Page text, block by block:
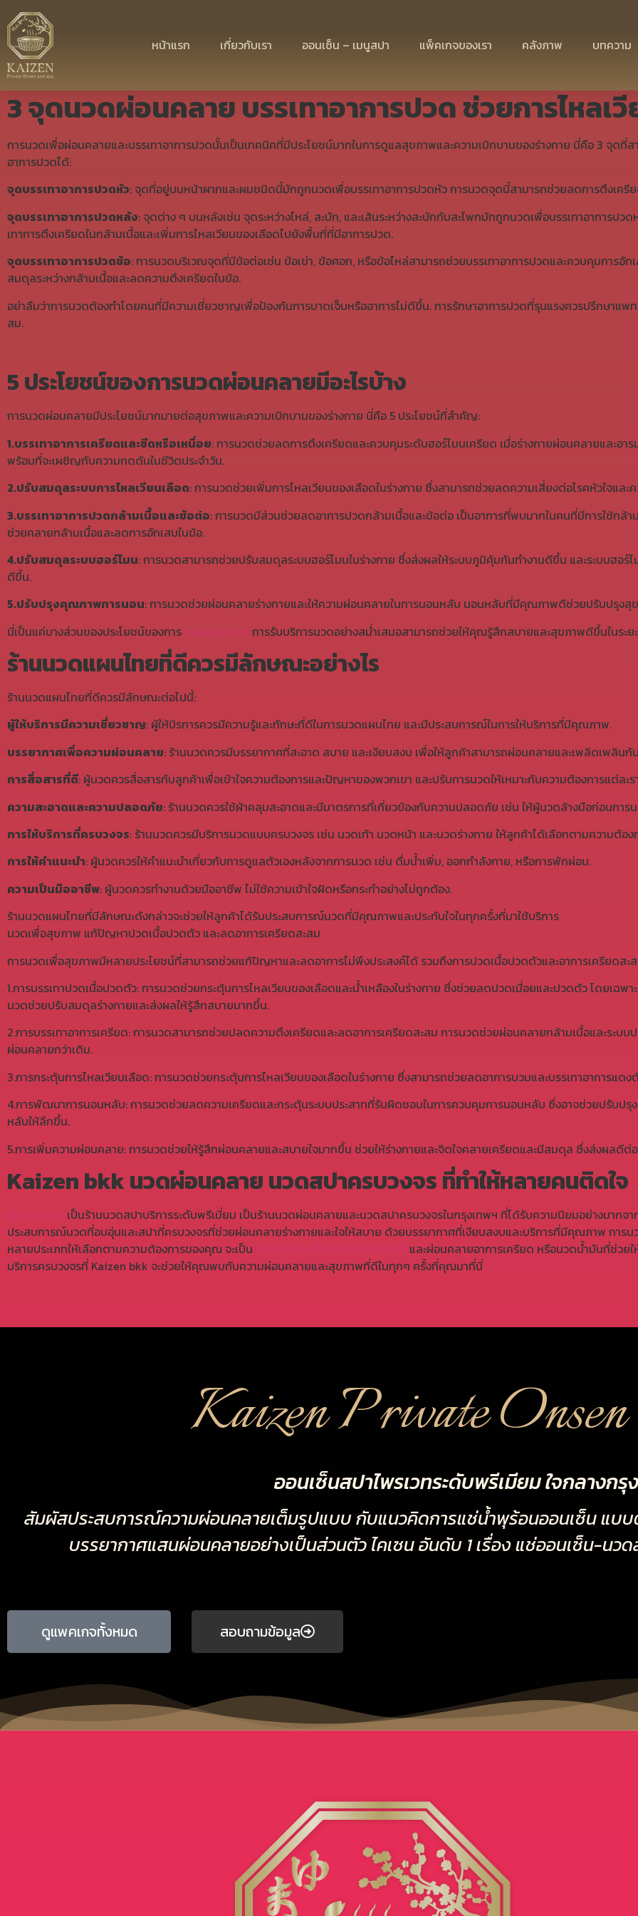
หน้าแรก เกี่ยวกับเรา ออนเซ็น – เมนูสปา แพ็คเกจของเรา คลังภาพ บทความ
3 จุดนวดผ่อนคลาย บรรเทาอาการปวด ช่วยกา
3 จุดนวดผ่อนคลายบรรเทาอาการปวด ช่วยการไหลเ
การนวดเพื่อผ่อนคลายและบรรเทาอาการปวดนั้นเป็นเทคนิคที่มีประโยชน์มากในการดูแลสุขภาพและความเบิกบานของร่างกาย นี่คือ 3 จุดที่
อาการปวดได้:
จุดบรรเทาอาการปวดหัว: จุดที่อยู่บนหน้าผากและผมชนิดนี้มักถูกนวดเพื่อบรรเทาอาการปวดหัว การนวดจุดนี้สามารถช่วยลดการตึงเครี
จุดบรรเทาอาการปวดหลัง: จุดต่าง ๆ บนหลังเช่น จุดระหว่างไหล่, สะบัก, และเส้นระหว่างสะบักกับสะโพกมักถูกนวดเพื่อบรรเทาอาการป
เทาการตึงเครียดในกล้ามเนื้อและเพิ่มการไหลเวียนของเลือดไปยังพื้นที่ที่มีอาการปวด.
จุดบรรเทาอาการปวดข้อ: การนวดบริเวณจุดที่มีข้อต่อเช่น ข้อเข่า, ข้อศอก, หรือข้อไหล่สามารถช่วยบรรเทาอาการปวดและควบคุมการอั
สมดุลระหว่างกล้ามเนื้อและลดความตึงเครียดในข้อ.
อย่าลืมว่าการนวดต้องทำโดยคนที่มีความเชี่ยวชาญเพื่อป้องกันการบาดเจ็บหรืออาการไม่ดีขึ้น. การรักษาอาการปวดที่รุนแรงควรปรึกษาแพ
สม.
5 ประโยชน์ของการนวดผ่อนคลายมีอะไรบ้าง
การนวดผ่อนคลายมีประโยชน์มากมายต่อสุขภาพและความเบิกบานของร่างกาย นี่คือ 5 ประโยชน์ที่สำคัญ:
1.บรรเทาอาการเครียดและซีดหรือเหนื่อย: การนวดช่วยลดการตึงเครียดและควบคุมระดับฮอร์โมนเครียด เมื่อร่างกายผ่อนคลายและ
พร้อมที่จะเผชิญกับความกดดันในชีวิตประจำวัน.
2.ปรับสมดุลระบบการไหลเวียนเลือด: การนวดช่วยเพิ่มการไหลเวียนของเลือดในร่างกาย ซึ่งสามารถช่วยลดความเสี่ยงต่อโรคหัวใจและ
3.บรรเทาอาการปวดกล้ามเนื้อและข้อต่อ: การนวดมีส่วนช่วยลดอาการปวดกล้ามเนื้อและข้อต่อ เป็นอาการที่พบมากในคนที่มีการใช้กล้า
ช่วยคลายกล้ามเนื้อและลดการอักเสบในข้อ.
4.ปรับสมดุลระบบฮอร์โมน: การนวดสามารถช่วยปรับสมดุลระบบฮอร์โมนในร่างกาย ซึ่งส่งผลให้ระบบภูมิคุ้มกันทำงานดีขึ้น และระบบฮอ
ดีขึ้น.
5.ปรับปรุงคุณภาพการนอน: การนวดช่วยผ่อนคลายร่างกายและให้ความผ่อนคลายในการนอนหลับ นอนหลับที่มีคุณภาพดีช่วยปรับปรุงสุ
นี่เป็นแค่บางส่วนของประโยชน์ของการนวดผ่อนคลาย การรับบริการนวดอย่างสม่ำเสมอสามารถช่วยให้คุณรู้สึกสบายและสุขภาพดีขึ้นในระย
ร้านนวดแผนไทยที่ดีควรมีลักษณะอย่างไร
ร้านนวดแผนไทยที่ดีควรมีลักษณะต่อไปนี้:
ผู้ให้บริการมีความเชี่ยวชาญ: ผู้ให้บิรการควรมีความรู้และทักษะที่ดีในการนวดแผนไทย และมีประสบการณ์ในการให้บริการที่มีคุณภาพ.
บรรยากาศเพื่อความผ่อนคลาย: ร้านนวดควรมีบรรยากาศที่สะอาด สบาย และเงียบสงบ เพื่อให้ลูกค้าสามารถผ่อนคลายและเพลิดเพลินกั
การสื่อสารที่ดี: ผู้นวดควรสื่อสารกับลูกค้าเพื่อเข้าใจความต้องการและปัญหาของพวกเขา และปรับการนวดให้เหมาะกับความต้องการแต่ละร
ความสะอาดและความปลอดภัย: ร้านนวดควรใช้ผ้าคลุมสะอาดและมีมาตรการที่เกี่ยวข้องกับความปลอดภัย เช่น ให้ผู้นวดล้างมือก่อนการ
การให้บริการที่ครบวงจร: ร้านนวดควรมีบริการนวดแบบครบวงจร เช่น นวดเท้า นวดหน้า และนวดร่างกาย ให้ลูกค้าได้เลือกตามความต้อง
การให้คำแนะนำ: ผู้นวดควรให้คำแนะนำเกี่ยวกับการดูแลตัวเองหลังจากการนวด เช่น ดื่มน้ำเพิ่ม, ออกกำลังกาย, หรือการพักผ่อน.
ความเป็นมืออาชีพ: ผู้นวดควรทำงานด้วยมืออาชีพ ไม่ใช้ความเข้าใจผิดหรือกระทำอย่างไม่ถูกต้อง.
ร้านนวดแผนไทยที่มีลักษณะดังกล่าวจะช่วยให้ลูกค้าได้รับประสบการณ์นวดที่มีคุณภาพและประทับใจในทุกครั้งที่มาใช้บริการ
นวดเพื่อสุขภาพ แก้ปัญหาปวดเนื้อปวดตัว และลดอาการเครียดสะสม
การนวดเพื่อสุขภาพมีหลายประโยชน์ที่สามารถช่วยแก้ปัญหาและลดอาการไม่พึงประสงค์ได้ รวมถึงการปวดเนื้อปวดตัวและอาการเครียดสะ
1.การบรรเทาปวดเนื้อปวดตัว: การนวดช่วยกระตุ้นการไหลเวียนของเลือดและน้ำเหลืองในร่างกาย ซึ่งช่วยลดปวดเมื่อยและปวดตัว โดยเฉพ
นวดช่วยปรับสมดุลร่างกายและส่งผลให้รู้สึกสบายมากขึ้น.
2.การบรรเทาอาการเครียด: การนวดสามารถช่วยปลดความตึงเครียดและลดอาการเครียดสะสม การนวดช่วยผ่อนคลายกล้ามเนื้อและระบบ
ผ่อนคลายกว่าเดิม.
3.การกระตุ้นการไหลเวียนเลือด: การนวดช่วยกระตุ้นการไหลเวียนของเลือดในร่างกาย ซึ่งสามารถช่วยลดอาการบวมและบรรเทาอาการแด
4.การพัฒนาการนอนหลับ: การนวดช่วยลดความเครียดและกระตุ้นระบบประสาทที่รับผิดชอบในการควบคุมการนอนหลับ ซึ่งอาจช่วยปรับป
หลับให้ลึกขึ้น.
5.การเพิ่มความผ่อนคลาย: การนวดช่วยให้รู้สึกผ่อนคลายและสบายใจมากขึ้น ช่วยให้ร่างกายและจิตใจคลายเครียดและมีสมดุล ซึ่งส่งผลดีต่
Kaizen bkkนวดผ่อนคลาย นวดสปาครบวงจร ที่ทำให้หลายคนติดใจ
เป็นร้านนวดสปาบริการระดับพรีเมี่ยม เป็นร้านนวดผ่อนคลายและนวดสปาครบวงจรในกรุงเทพฯ ที่ได้รับความนิยมอย่างมาก
ประสบการณ์นวดที่อบอุ่นและสปาที่ครบวงจรที่ช่วยผ่อนคลายร่างกายและใจให้สบาย ด้วยบรรยากาศที่เงียบสงบและบริการที่มีคุณภาพ การน
หลายประเภทให้เลือกตามความต้องการของคุณ จะเป็น
และผ่อนคลายอาการเครียด หรือนวดน้ำมันที่ช่วย
บริการครบวงจรที่ Kaizen bkk จะช่วยให้คุณพบกับความผ่อนคลายและสุขภาพที่ดีในทุกๆ ครั้งที่คุณมาที่นี่
Kaizen Private
ออนเซ็นสปาไพรเวทระดับพรีเมียม ใจกลางกรุ
สัมผัสประสบการณ์ความผ่อนคลายเต็มรูปแบบ กับแนวคิดการแช่น้ำพุร้อนออนเซ็น แ
บรรยากาศแสนผ่อนคลายอย่างเป็นส่วนตัว ไคเซน อันดับ 1 เรื่อง แช่ออนเซ็น-นว
ดูแพคเกจทั้งหมด สอบถามข้อมูล